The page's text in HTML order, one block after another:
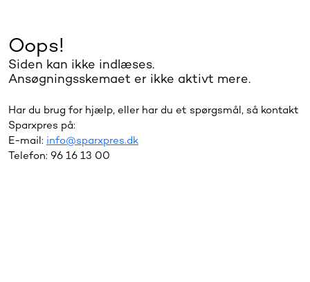
Oops!
Siden kan ikke indlæses.
Ansøgningsskemaet er ikke aktivt mere.
Har du brug for hjælp, eller har du et spørgsmål, så kontakt
Sparxpres på:
E-mail: info@sparxpres.dk
Telefon: 96 16 13 00